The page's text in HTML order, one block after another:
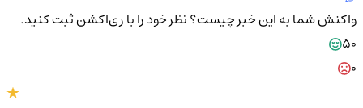
واکنش شما به این خبر چیست؟نظر خود را با ری‌اکشن ثبت کنید.
50